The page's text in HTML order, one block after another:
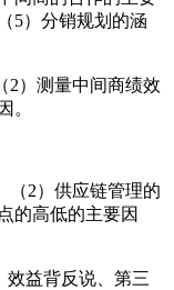
5）分销规划的涵
2）测量中间商绩效
。
（2）供应链管理的
的高低的主要因
效益背反说、第三